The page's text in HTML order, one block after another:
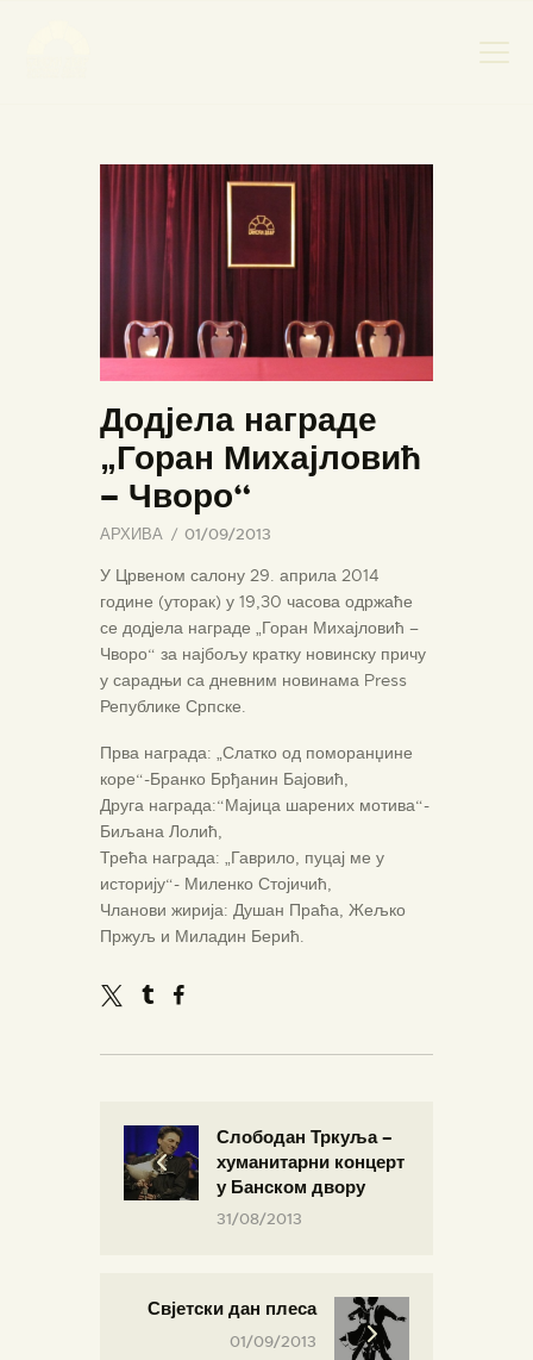
НАСЛОВНА
НОВОСТИ
НАЈАВА ДОГАЂАЈА
ФОТОГРАФИЈЕ
КОНТАКТ
Додјела награде
„Горан Михајловић
– Чворо“
АРХИВА 01/09/2013
У Црвеном салону 29. априла 2014
године (уторак) у 19,30 часова одржаће
се додјела награде „Горан Михајловић –
Чворо“ за најбољу кратку новинску причу
у сарадњи са дневним новинама Press
Републике Српске.
Прва награда: „Слатко од поморанџине
коре“-Бранко Брђанин Бајовић,
Друга награда:“Мајица шарених мотива“-
Биљана Лолић,
Трећа награда: „Гаврило, пуцај ме у
историју“- Миленко Стојичић,
Чланови жирија: Душан Праћа, Жељко
Пржуљ и Миладин Берић.
Слободан Тркуља –
хуманитарни концерт
у Банском двору
31/08/2013
Свјетски дан плеса
01/09/2013